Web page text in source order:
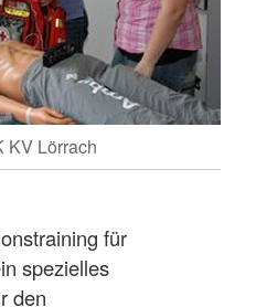
KV Lörrach
für
spezielles
den